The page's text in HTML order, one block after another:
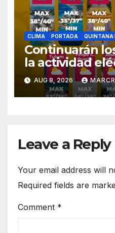
CLIMA PORTADA QUINTANA
Continuarán
la actividad
sábado en
AUG 8, 2026
Leave a Reply
Your email address will
Required fields are
Comment *